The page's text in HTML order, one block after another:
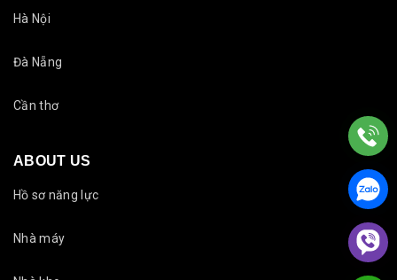
Hà Nội
Đà Nẵng
Cần thơ
ABOUT US
Hồ sơ năng lực
Nhà máy